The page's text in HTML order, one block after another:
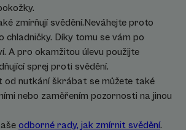
zmírňují svědění.Neváhejte proto
Díky tomu se vám po
A pro okamžitou úlevu použijte
sprej proti svědění.
od nutkání škrábat se můžete také
nebo zaměřením pozornosti na jinou
odborné rady, jak zmírnit svědění.